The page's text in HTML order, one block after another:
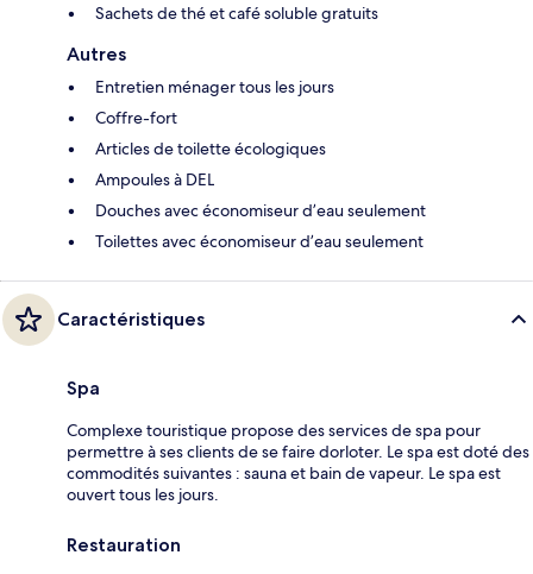
Sachets de thé et café soluble gratuits
Autres
Entretien ménager tous les jours
Coffre-fort
Articles de toilette écologiques
Ampoules à DEL
Douches avec économiseur d’eau seulement
Toilettes avec économiseur d’eau seulement
Caractéristiques
Spa
Complexe touristique propose des services de spa pour
permettre à ses clients de se faire dorloter. Le spa est doté des
commodités suivantes : sauna et bain de vapeur. Le spa est
ouvert tous les jours.
Restauration